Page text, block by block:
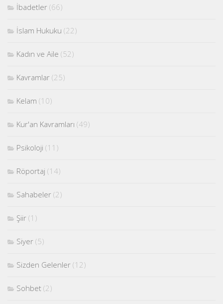
İbadetler (66)
İslam Hukuku (22)
Kadın ve Aile (52)
Kavramlar (25)
Kelam (10)
Kur'an Kavramları (49)
Psikoloji (11)
Röportaj (14)
Sahabeler (2)
Şiir (1)
Siyer (5)
Sizden Gelenler (12)
Sohbet (2)